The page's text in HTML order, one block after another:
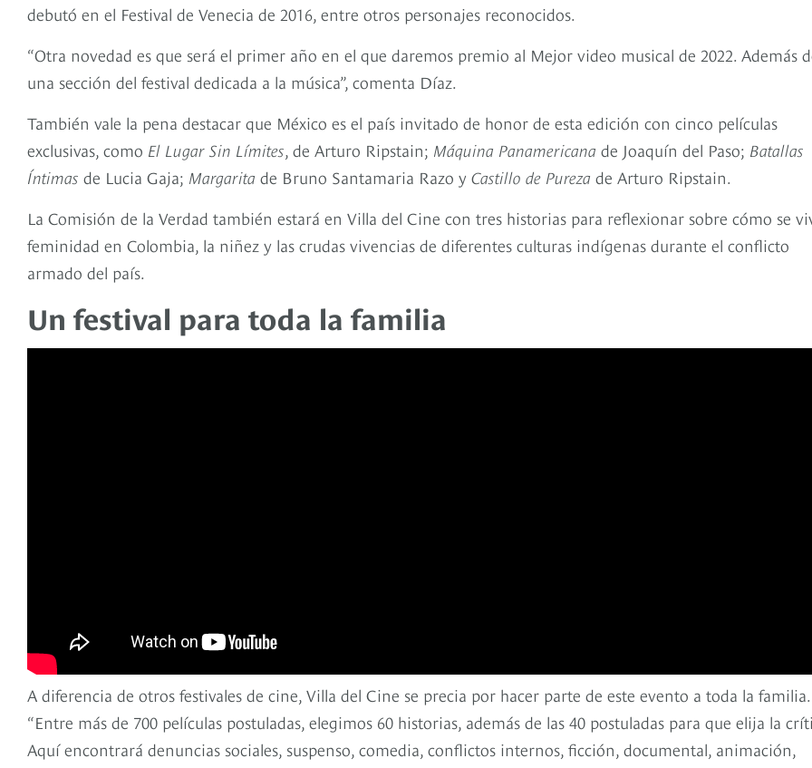
debutó en el Festival de Venecia de 2016, entre otros personajes reconocidos.
“Otra novedad es que será el primer año en el que daremos premio al Mejor video musical de 2022. Además
una sección del festival dedicada a la música”, comenta Díaz.
También vale la pena destacar que México es el país invitado de honor de esta edición con cinco películas
exclusivas, como El Lugar Sin Límites , de Arturo Ripstain; Máquina Panamericana de Joaquín del Paso; Batallas
Íntimas de Lucia Gaja; Margarita de Bruno Santamaria Razo y Castillo de Pureza de Arturo Ripstain.
La Comisión de la Verdad también estará en Villa del Cine con tres historias para reflexionar sobre cómo se
feminidad en Colombia, la niñez y las crudas vivencias de diferentes culturas indígenas durante el conflicto
armado del país.
Un festival para toda la familia
A diferencia de otros festivales de cine, Villa del Cine se precia por hacer parte de este evento a toda la familia.
“Entre más de 700 películas postuladas, elegimos 60 historias, además de las 40 postuladas para que elija la
Aquí encontrará denuncias sociales, suspenso, comedia, conflictos internos, ficción, documental, animación,